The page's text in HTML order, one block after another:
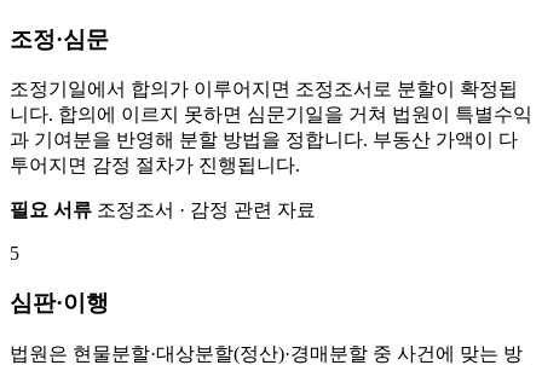
조정·심문
조정기일에서 합의가 이루어지면 조정조서로 분할이 확정됩
니다. 합의에 이르지 못하면 심문기일을 거쳐 법원이 특별수익
과 기여분을 반영해 분할 방법을 정합니다. 부동산 가액이 다
투어지면 감정 절차가 진행됩니다.
필요 서류 조정조서 · 감정 관련 자료
5
심판·이행
법원은 현물분할·대상분할(정산)·경매분할 중 사건에 맞는 방